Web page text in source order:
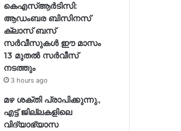
കെഎസ്ആർടിസി:
ആഡംബര ബിസിനസ്
ക്ലാസ് ബസ്
സർവീസുകൾ ഈ മാസം
13 മുതൽ സർവീസ്
നടത്തും
3 hours ago
മഴ ശക്തി പ്രാപിക്കുന്നു.,
എട്ട് ജില്ലകളിലെ
വിദ്യാഭ്യാസ